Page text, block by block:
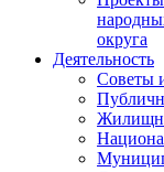
округа
Деятельность
Советы